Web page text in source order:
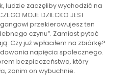
ludzie zaczęliby wychodzić na
MOJE DZIECKO JEST
przekierowujesz ten
czynu”. Zamiast pytać
Czy już wpłaciłem na zbiórkę?
napięcia społecznego.
bezpieczeństwa, który
zanim on wybuchnie.